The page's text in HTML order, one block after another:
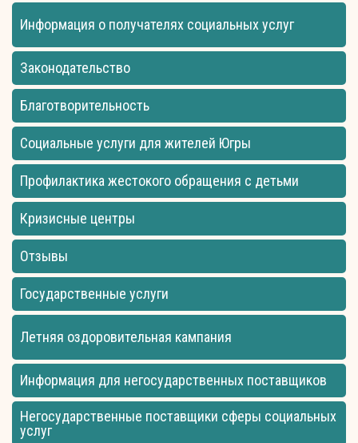
Информация о получателях социальных услуг
Законодательство
Благотворительность
Социальные услуги для жителей Югры
Профилактика жестокого обращения с детьми
Кризисные центры
Отзывы
Государственные услуги
Летняя оздоровительная кампания
Информация для негосударственных поставщиков
Негосударственные поставщики сферы социальных
услуг